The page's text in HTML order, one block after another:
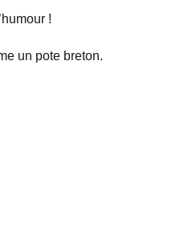
!
un pote breton.